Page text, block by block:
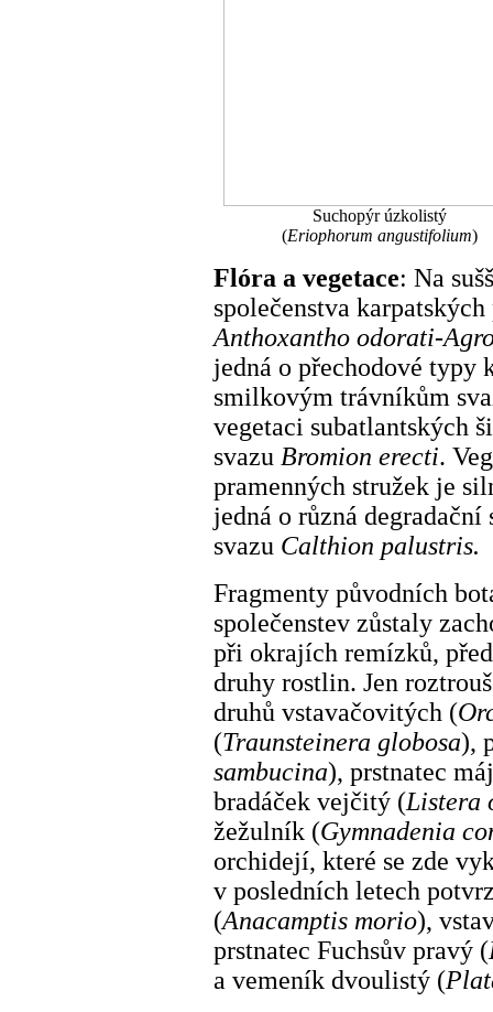
Suchopýr úzkolistý
(Eriophorum angustifolium)
Flóra a vegetace: Na
společenstva
Anthoxantho odorati-
jedná o přechodové typy
smilkovým trávníkům
vegetaci subatlantských
svazu Bromion erecti.
pramenných stružek je
jedná o různá
svazu Calthion palustris.
Fragmenty původních
společenstev zůstaly
při okrajích remízků,
druhy rostlin. Jen
druhů vstavačovitých (
(Traunsteinera globosa),
sambucina), prstnatec
bradáček vejčitý (Listera
žežulník (Gymnadenia
orchidejí, které se zde
v posledních letech
(Anacamptis morio),
prstnatec Fuchsův pravý (
a vemeník dvoulistý (